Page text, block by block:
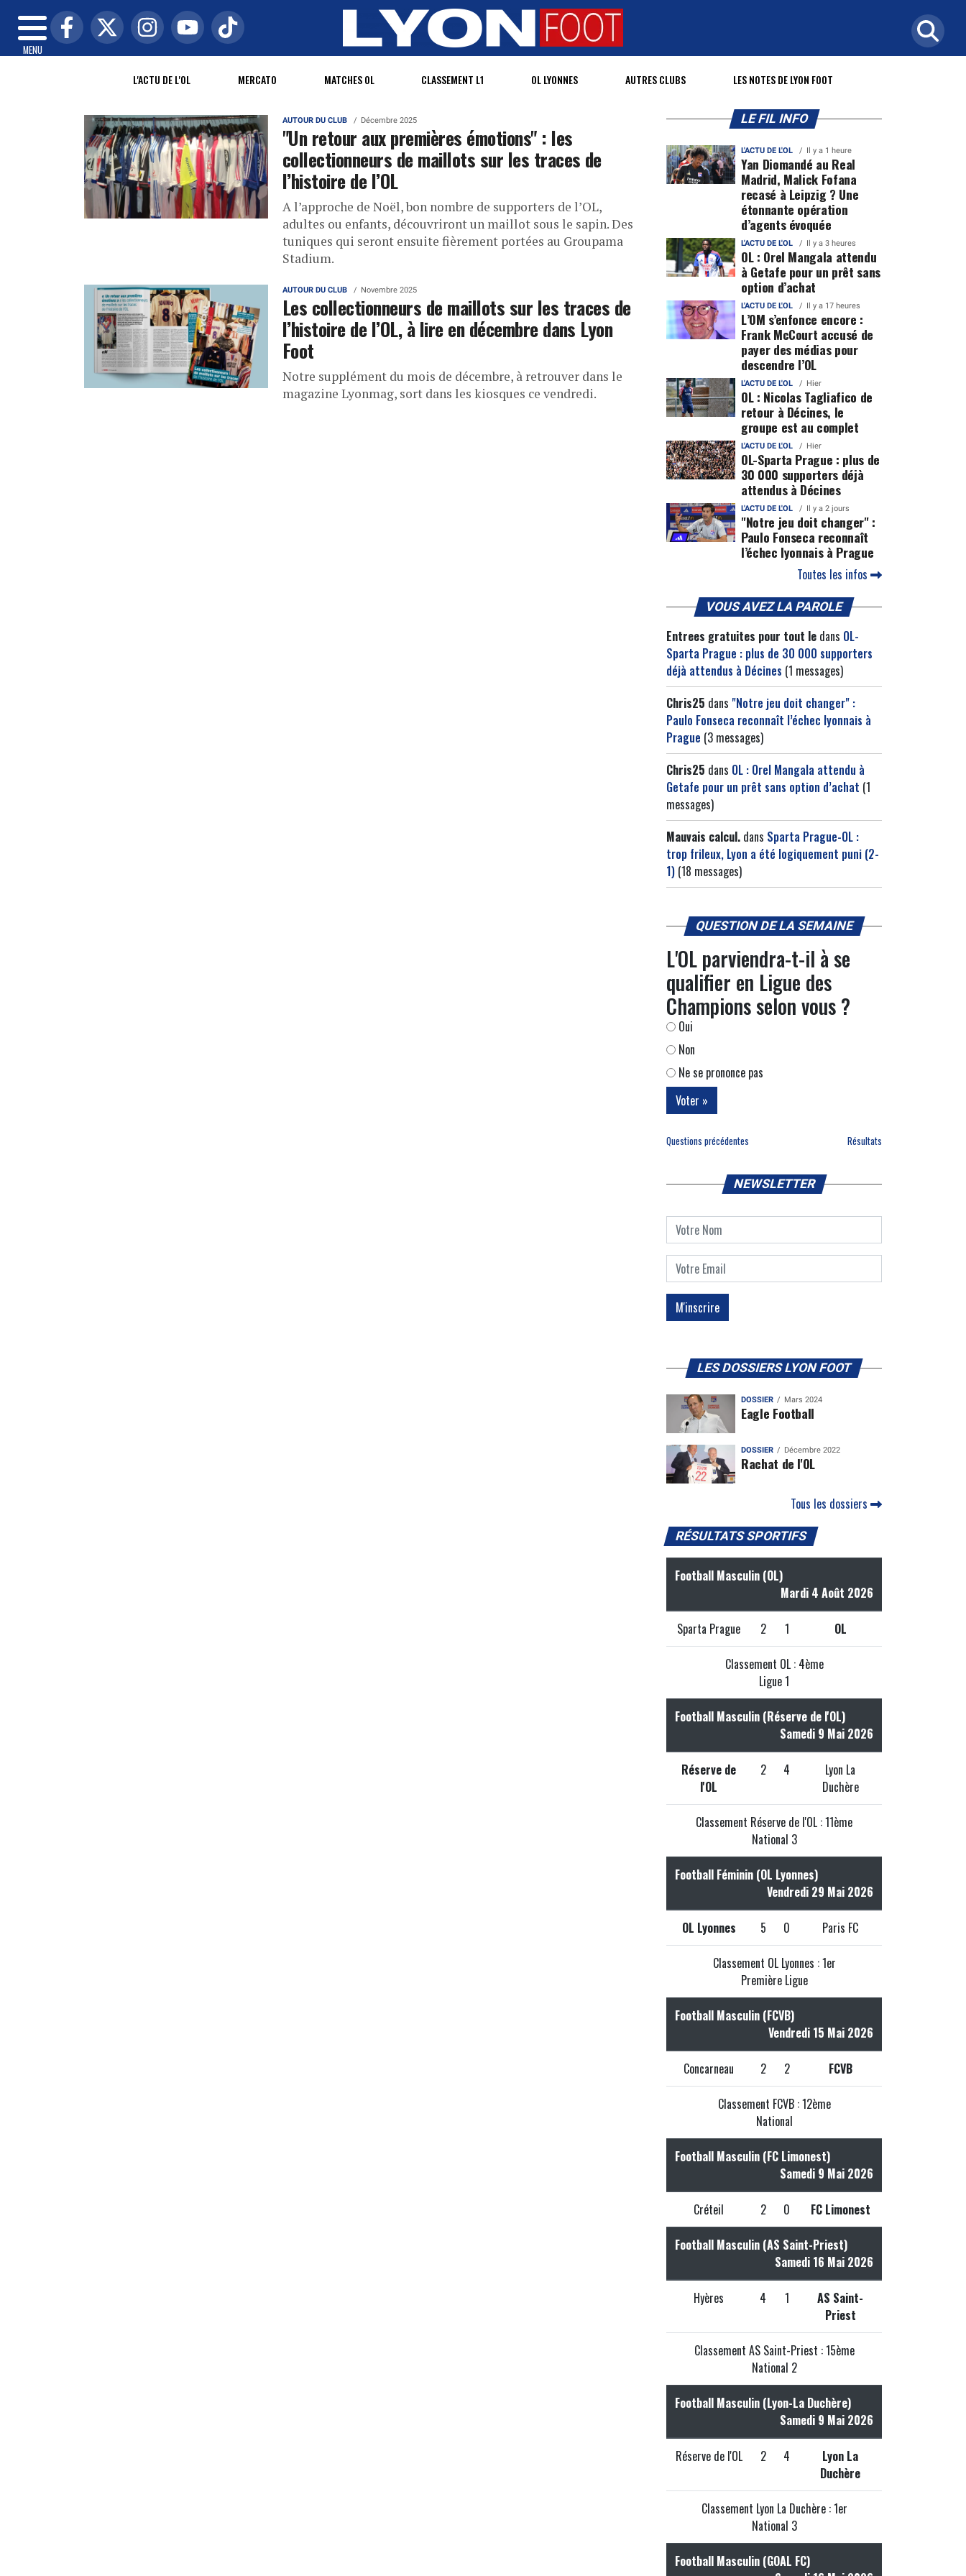
MENU
L'ACTU DE L'OL MERCATO MATCHES OL CLASSEMENT L1 OL LYONNES AUTRES CLUBS LES NOTES DE LYON FOOT
AUTOUR DU CLUB Décembre 2025
"Un retour aux premières émotions" : les
collectionneurs de maillots sur les traces de
l’histoire de l’OL
A l’approche de Noël, bon nombre de supporters de l’OL,
adultes ou enfants, découvriront un maillot sous le sapin. Des
tuniques qui seront ensuite fièrement portées au Groupama
Stadium.
AUTOUR DU CLUB Novembre 2025
Les collectionneurs de maillots sur les traces de
l’histoire de l’OL, à lire en décembre dans Lyon
Foot
Notre supplément du mois de décembre, à retrouver dans le
magazine Lyonmag, sort dans les kiosques ce vendredi.
LE FIL INFO
L'ACTU DE L'OL Il y a 1 heure
Yan Diomandé au Real
Madrid, Malick Fofana
recasé à Leipzig ? Une
étonnante opération
d’agents évoquée
L'ACTU DE L'OL Il y a 3 heures
OL : Orel Mangala attendu
à Getafe pour un prêt sans
option d’achat
L'ACTU DE L'OL Il y a 17 heures
L’OM s’enfonce encore :
Frank McCourt accusé de
payer des médias pour
descendre l’OL
L'ACTU DE L'OL Hier
OL : Nicolas Tagliafico de
retour à Décines, le
groupe est au complet
L'ACTU DE L'OL Hier
OL-Sparta Prague : plus de
30 000 supporters déjà
attendus à Décines
L'ACTU DE L'OL Il y a 2 jours
"Notre jeu doit changer" :
Paulo Fonseca reconnaît
l’échec lyonnais à Prague
Toutes les infos
VOUS AVEZ LA PAROLE
Entrees gratuites pour tout le dans OL-
Sparta Prague : plus de 30 000 supporters
déjà attendus à Décines (1 messages)
Chris25 dans "Notre jeu doit changer" :
Paulo Fonseca reconnaît l’échec lyonnais à
Prague (3 messages)
Chris25 dans OL : Orel Mangala attendu à
Getafe pour un prêt sans option d’achat (1
messages)
Mauvais calcul. dans Sparta Prague-OL :
trop frileux, Lyon a été logiquement puni (2-
1) (18 messages)
QUESTION DE LA SEMAINE
L'OL parviendra-t-il à se
qualifier en Ligue des
Champions selon vous ?
Oui
Non
Ne se prononce pas
Questions précédentes Résultats
NEWSLETTER
LES DOSSIERS LYON FOOT
DOSSIER Mars 2024
Eagle Football
DOSSIER Décembre 2022
Rachat de l'OL
Tous les dossiers
RÉSULTATS SPORTIFS
Football Masculin (OL)
Mardi 4 Août 2026
Sparta Prague 2 1 OL
Classement OL : 4ème
Ligue 1
Football Masculin (Réserve de l'OL)
Samedi 9 Mai 2026
Réserve de
l'OL
2 4
Lyon La
Duchère
Classement Réserve de l'OL : 11ème
National 3
Football Féminin (OL Lyonnes)
Vendredi 29 Mai 2026
OL Lyonnes 5 0 Paris FC
Classement OL Lyonnes : 1er
Première Ligue
Football Masculin (FCVB)
Vendredi 15 Mai 2026
Concarneau 2 2 FCVB
Classement FCVB : 12ème
National
Football Masculin (FC Limonest)
Samedi 9 Mai 2026
Créteil 2 0 FC Limonest
Football Masculin (AS Saint-Priest)
Samedi 16 Mai 2026
Hyères 4 1
AS Saint-
Priest
Classement AS Saint-Priest : 15ème
National 2
Football Masculin (Lyon-La Duchère)
Samedi 9 Mai 2026
Réserve de l'OL 2 4
Lyon La
Duchère
Classement Lyon La Duchère : 1er
National 3
Football Masculin (GOAL FC)